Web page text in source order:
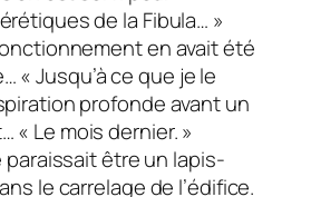
de la Fibula… »
en avait été
« Jusqu’à ce que je le
profonde avant un
« Le mois dernier. »
paraissait être un lapis-
le carrelage de l’édifice.